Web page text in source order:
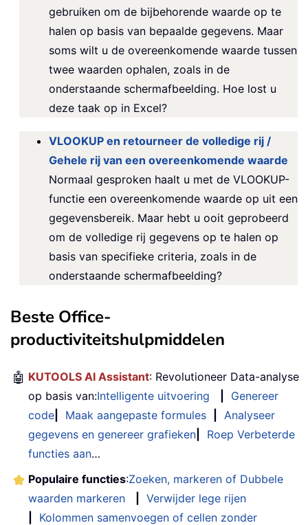
gebruiken om de bijbehorende waarde op te
halen op basis van bepaalde gegevens. Maar
soms wilt u de overeenkomende waarde tussen
twee waarden ophalen, zoals in de
onderstaande schermafbeelding. Hoe lost u
deze taak op in Excel?
VLOOKUP en retourneer de volledige rij /
Gehele rij van een overeenkomende waarde
Normaal gesproken haalt u met de VLOOKUP-
functie een overeenkomende waarde op uit een
gegevensbereik. Maar hebt u ooit geprobeerd
om de volledige rij gegevens op te halen op
basis van specifieke criteria, zoals in de
onderstaande schermafbeelding?
Beste Office-
productiviteitshulpmiddelen
🤖 KUTOOLS AI Assistant: Revolutioneer Data-analyse
op basis van:Intelligente uitvoering
Genereer
code
Maak aangepaste formules
Analyseer
gegevens en genereer grafieken
Roep Verbeterde
functies aan…
Populaire functies:Zoeken, markeren of Dubbele
waarden markeren
Verwijder lege rijen
Kolommen samenvoegen of cellen zonder